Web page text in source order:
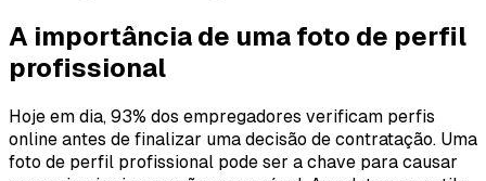
A importância de uma foto de perfil
profissional
Hoje em dia, 93% dos empregadores verificam perfis
online antes de finalizar uma decisão de contratação. Uma
foto de perfil profissional pode ser a chave para causar